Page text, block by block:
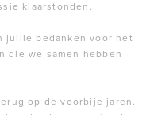
klaarstonden.
jullie bedanken voor het
die we samen hebben
op de voorbije jaren.